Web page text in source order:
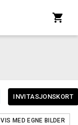
INVITASJONSKORT
VIS MED EGNE BILDER